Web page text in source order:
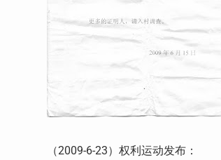
（2009-6-23）权利运动发布：